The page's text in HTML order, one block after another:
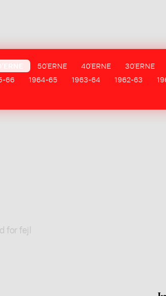
50'ERNE 40'ERNE 30'ERNE
66 1964-65 1963-64 1962-63
for fejl